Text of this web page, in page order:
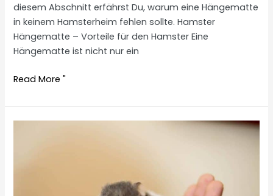
diesem Abschnitt erfährst Du, warum eine Hängematte
in keinem Hamsterheim fehlen sollte. Hamster
Hängematte – Vorteile für den Hamster Eine
Hängematte ist nicht nur ein
Hamster
Read More "